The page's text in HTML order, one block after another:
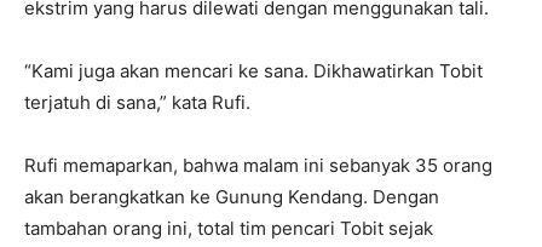
ekstrim yang harus dilewati dengan menggunakan tali.
“Kami juga akan mencari ke sana. Dikhawatirkan Tobit
terjatuh di sana,” kata Rufi.
Rufi memaparkan, bahwa malam ini sebanyak 35 orang
akan berangkatkan ke Gunung Kendang. Dengan
tambahan orang ini, total tim pencari Tobit sejak